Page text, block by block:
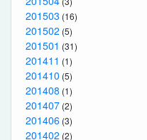
201503 (16)
201502 (5)
201501 (31)
201411 (1)
201410 (5)
201408 (1)
201407 (2)
201406 (3)
201402 (2)